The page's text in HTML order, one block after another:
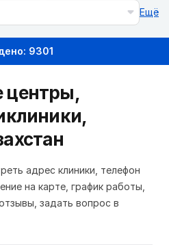
Ещё
9301
центры,
адрес клиники, телефон
на карте, график работы,
задать вопрос в